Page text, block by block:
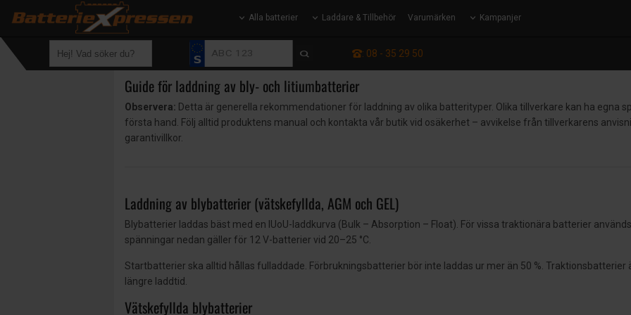
Alla batterier Laddare & Tillbehör Varumärken Kampanjer
: 08 - 35 29 50
Guide för laddning av bly- och litiumbatterier
Observera: Detta är generella rekommendationer för laddning av olika batterityper. Olika tillverkare kan ha egna
första hand. Följ alltid produktens manual och kontakta vår butik vid osäkerhet – avvikelse från tillverkarens
garantivillkor.
Laddning av blybatterier (vätskefyllda, AGM och GEL)
Blybatterier laddas bäst med en IUoU-laddkurva (Bulk – Absorption – Float). För vissa traktionära batterier
spänningar nedan gäller för 12 V-batterier vid 20–25 °C.
Startbatterier ska alltid hållas fulladdade. Förbrukningsbatterier bör inte laddas ur mer än 50 %. Traktionsbatterier
längre laddtid.
Vätskefyllda blybatterier